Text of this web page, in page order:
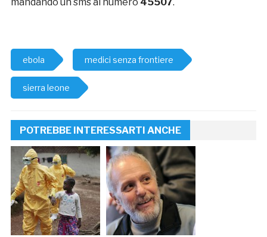
ebola medici senza frontiere
sierra leone
POTREBBE INTERESSARTI ANCHE